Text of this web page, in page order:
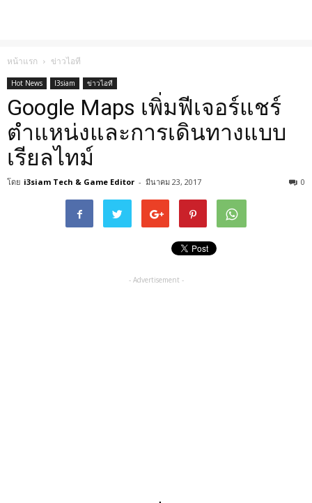
หน้าแรก ข่าวไอที
Hot News I3siam ข่าวไอที
Google Maps เพิ่มฟีเจอร์แชร์
ตำแหน่งและการเดินทางแบบ
เรียลไทม์
โดย i3siam Tech & Game Editor - มีนาคม 23, 2017 0
- Advertisement -